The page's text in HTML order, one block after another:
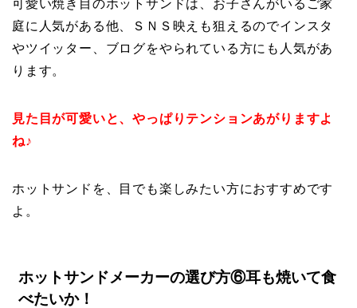
可愛い焼き目のホットサンドは、お子さんがいるご家
庭に人気がある他、ＳＮＳ映えも狙えるのでインスタ
やツイッター、ブログをやられている方にも人気があ
ります。
見た目が可愛いと、やっぱりテンションあがりますよ
ね♪
ホットサンドを、目でも楽しみたい方におすすめです
よ。
ホットサンドメーカーの選び方⑥耳も焼いて食
べたいか！